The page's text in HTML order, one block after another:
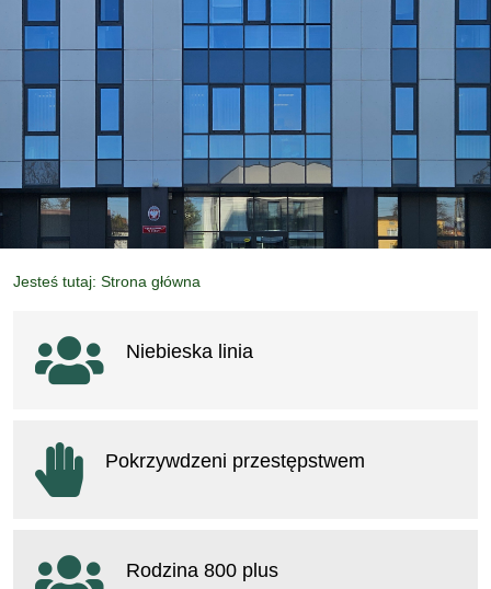
Jesteś tutaj: Strona główna
Ważne linki
Niebieska linia
Pokrzywdzeni przestępstwem
Rodzina 800 plus